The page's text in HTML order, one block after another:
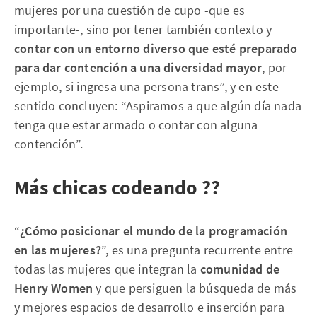
mujeres por una cuestión de cupo -que es
importante-, sino por tener también contexto y
contar con un entorno diverso que esté preparado
para dar contención a una diversidad mayor, por
ejemplo, si ingresa una persona trans”, y en este
sentido concluyen: “Aspiramos a que algún día nada
tenga que estar armado o contar con alguna
contención”.
Más chicas codeando ??
“¿Cómo posicionar el mundo de la programación
en las mujeres?”, es una pregunta recurrente entre
todas las mujeres que integran la comunidad de
Henry Women y que persiguen la búsqueda de más
y mejores espacios de desarrollo e inserción para